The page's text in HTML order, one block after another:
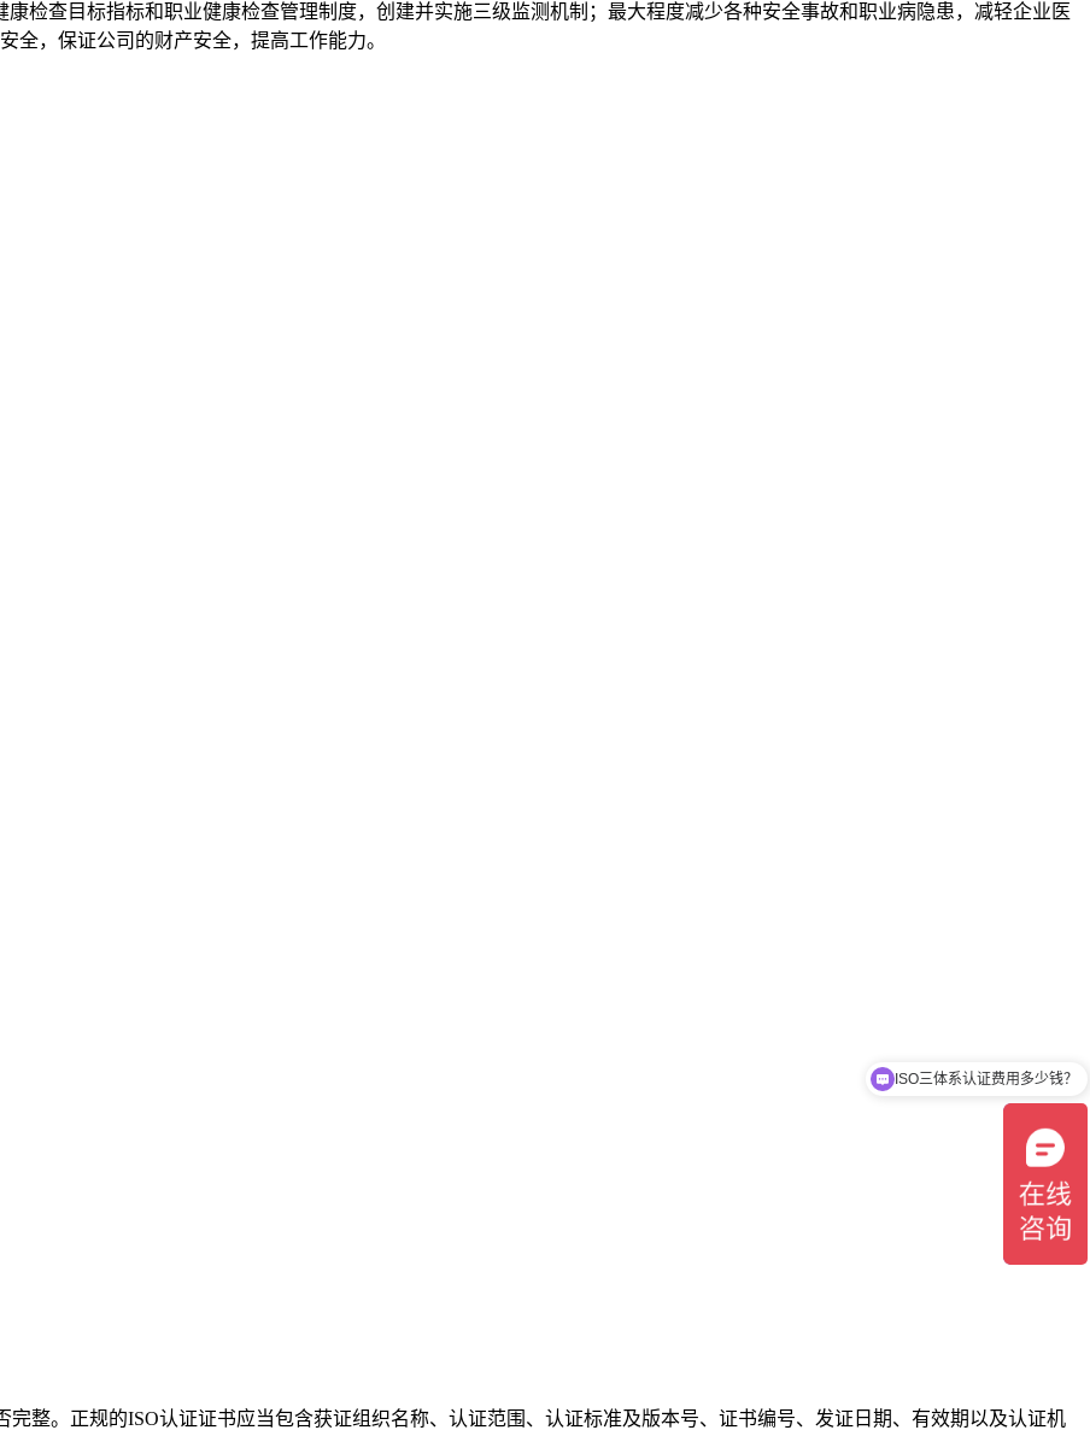
检查目标指标和职业健康检查管理制度，创建并实施三级监测机制；最大程度减少各种安全事故和职业病隐患，减轻企业医
全，保证公司的财产安全，提高工作能力。
整。正规的ISO认证证书应当包含获证组织名称、认证范围、认证标准及版本号、证书编号、发证日期、有效期以及认证机
ISO三体系认证费用多少钱？